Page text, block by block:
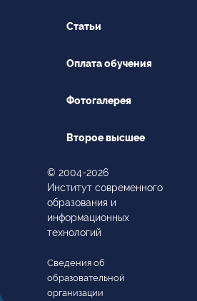
Статьи
Оплата обучения
Фотогалерея
Второе высшее
© 2004-2026
Институт современного
образования и
информационных
технологий
Сведения об
образовательной
организации